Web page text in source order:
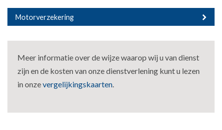
Motorverzekering
Meer informatie over de wijze waarop wij u van dienst
zijn en de kosten van onze dienstverlening kunt u lezen
in onzevergelijkingskaarten.